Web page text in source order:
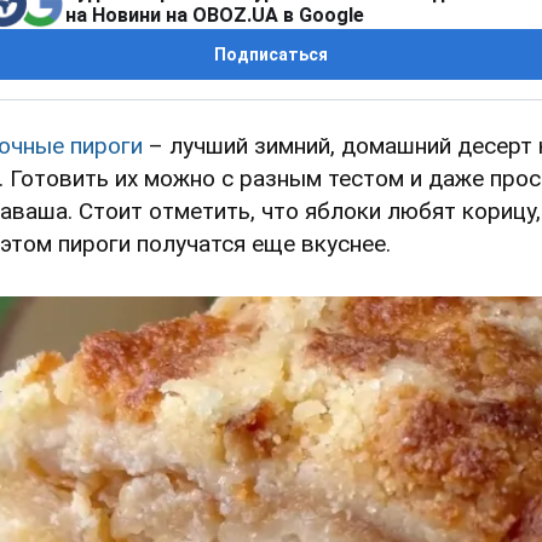
на Новини на OBOZ.UA в Google
Подписаться
пироги – лучший зимний, домашний десерт
Готовить их можно с разным тестом и даже
Стоит отметить, что яблоки любят
пироги получатся еще вкуснее.